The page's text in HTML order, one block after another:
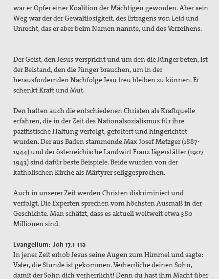
war er Opfer einer Koalition der Mächtigen geworden. Aber sein
Weg war der der Gewaltlosigkeit, des Ertragens von Leid und
Unrecht, das er aber beim Namen nannte, und des Verzeihens.
Der Geist, den Jesus verspricht und um den die Jünger beten, ist
der Beistand, den die Jünger brauchen, um in der
herausfordernden Nachfolge Jesu treu bleiben zu können. Er
schenkt Kraft und Mut.
Den hatten auch die entschiedenen Christen als Kraftquelle
erfahren, die in der Zeit des Nationalsozialismus für ihre
pazifistische Haltung verfolgt, gefoltert und hingerichtet
wurden. Der aus Baden stammende Max Josef Metzger (1887-
1944) und der österreichische Landwirt Franz Jägerstätter (1907-
1943) sind dafür beste Beispiele. Beide wurden von der
katholischen Kirche als Märtyrer seliggesprochen.
Auch in unserer Zeit werden Christen diskriminiert und
verfolgt. Die Experten sprechen vom höchsten Ausmaß in der
Geschichte. Man schätzt, dass es aktuell weltweit etwa 380
Millionen sind.
Evangelium: Joh 17.1-11a
In jener Zeit erhob Jesus seine Augen zum Himmel und sagte:
Vater, die Stunde ist gekommen. Verherrliche deinen Sohn,
damit der Sohn dich verherrlicht! Denn du hast ihm Macht über